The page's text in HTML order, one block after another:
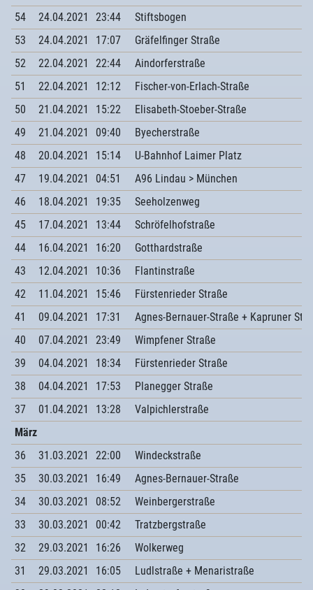
54
24.04.2021 23:44
Stiftsbogen
53
24.04.2021 17:07
Gräfelfinger Straße
52
22.04.2021 22:44
Aindorferstraße
51
22.04.2021 12:12
Fischer-von-Erlach-Straße
50
21.04.2021 15:22
Elisabeth-Stoeber-Straße
49
21.04.2021 09:40
Byecherstraße
48
20.04.2021 15:14
U-Bahnhof Laimer Platz
47
19.04.2021 04:51
A96 Lindau > München
46
18.04.2021 19:35
Seeholzenweg
45
17.04.2021 13:44
Schröfelhofstraße
44
16.04.2021 16:20
Gotthardstraße
43
12.04.2021 10:36
Flantinstraße
42
11.04.2021 15:46
Fürstenrieder Straße
41
09.04.2021 17:31
Agnes-Bernauer-Straße + Kapruner
40
07.04.2021 23:49
Wimpfener Straße
39
04.04.2021 18:34
Fürstenrieder Straße
38
04.04.2021 17:53
Planegger Straße
37
01.04.2021 13:28
Valpichlerstraße
März
36
31.03.2021 22:00
Windeckstraße
35
30.03.2021 16:49
Agnes-Bernauer-Straße
34
30.03.2021 08:52
Weinbergerstraße
33
30.03.2021 00:42
Tratzbergstraße
32
29.03.2021 16:26
Wolkerweg
31
29.03.2021 16:05
Ludlstraße + Menaristraße